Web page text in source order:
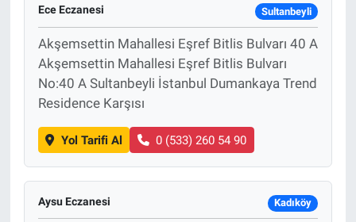
Ece Eczanesi Sultanbeyli
Akşemsettin Mahallesi Eşref Bitlis Bulvarı 40 A
Akşemsettin Mahallesi Eşref Bitlis Bulvarı
No:40 A Sultanbeyli İstanbul Dumankaya Trend
Residence Karşısı
Yol Tarifi Al 0 (533) 260 54 90
Aysu Eczanesi Kadıköy